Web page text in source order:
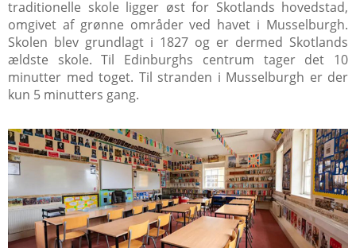
traditionelle skole ligger øst for Skotlands hovedstad,
omgivet af grønne områder ved havet i Musselburgh.
Skolen blev grundlagt i 1827 og er dermed Skotlands
ældste skole. Til Edinburghs centrum tager det 10
minutter med toget. Til stranden i Musselburgh er der
kun 5 minutters gang.